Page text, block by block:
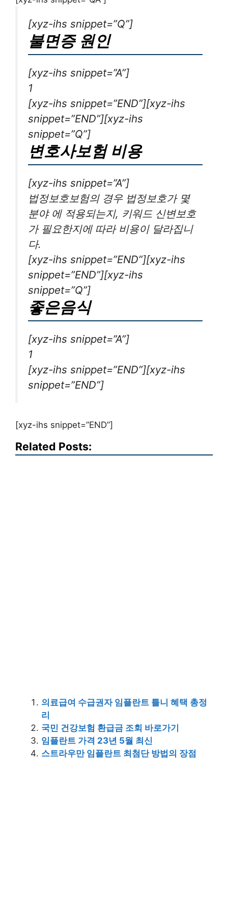
[xyz-ihs snippet=”Q”]
불면증 원인
[xyz-ihs snippet=”A”]
1
[xyz-ihs snippet=”END”][xyz-ihs
snippet=”END”][xyz-ihs
snippet=”Q”]
변호사보험 비용
[xyz-ihs snippet=”A”]
법정보호보험의 경우 법정보호가 몇
분야 에 적용되는지, 키워드 신변보호
가 필요한지에 따라 비용이 달라집니
다.
[xyz-ihs snippet=”END”][xyz-ihs
snippet=”END”][xyz-ihs
snippet=”Q”]
좋은음식
[xyz-ihs snippet=”A”]
1
[xyz-ihs snippet=”END”][xyz-ihs
snippet=”END”]
[xyz-ihs snippet=”END”]
Related Posts:
의료급여 수급권자 임플란트 틀니 혜택 총정
리
국민 건강보험 환급금 조회 바로가기
임플란트 가격 23년 5월 최신
스트라우만 임플란트 최첨단 방법의 장점